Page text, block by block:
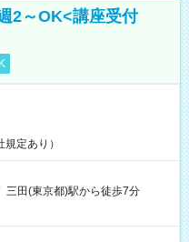
2～OK<講座受付
定あり）
三田(東京都)駅から徒歩7分